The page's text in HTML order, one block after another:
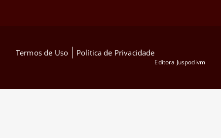
Termos de Uso Política de Privacidade
Editora Juspodivm